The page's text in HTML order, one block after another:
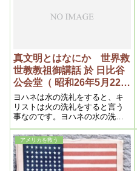
真文明とはなにか 世界救
世教教祖御講話 於 日比谷
公会堂（ 昭和26年5月22日
後半)
ヨハネは水の洗礼をすると、キ
リストは火の洗礼をすると言う
事なのです。ヨハネの水の洗礼
はもうノアの洪水ですんだので
す。今度は火の洗礼となると、
それはやはり大変な、大きなこ
となんです。
アメリカを救う